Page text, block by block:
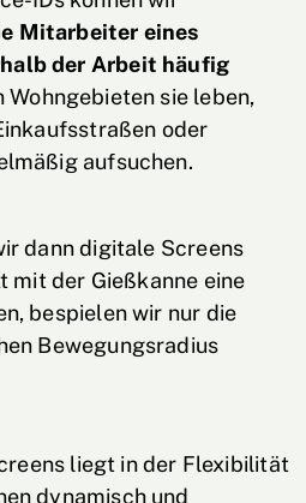
Mitarbeiter eines
der Arbeit häufig
Wohngebieten sie leben,
oder
aufsuchen.
dann digitale Screens
der Gießkanne eine
bespielen wir nur die
Bewegungsradius
liegt in der Flexibilität
dynamisch und